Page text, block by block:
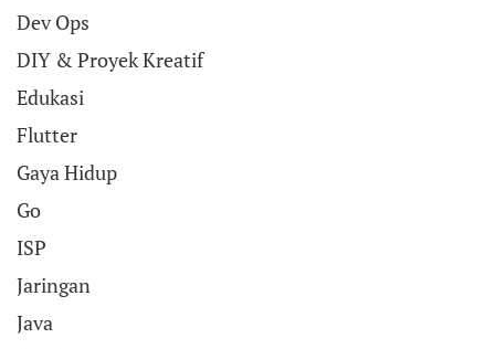
Dev Ops
DIY & Proyek Kreatif
Edukasi
Flutter
Gaya Hidup
Go
ISP
Jaringan
Java